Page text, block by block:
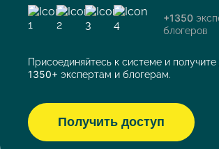
+1350
блогеров
Присоединяйтесь к системе и получите
1350+ экспертам и блогерам.
Получить доступ